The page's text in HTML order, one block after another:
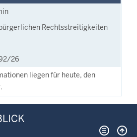
Rechtsstreitigkeiten
26
liegen für heute, den